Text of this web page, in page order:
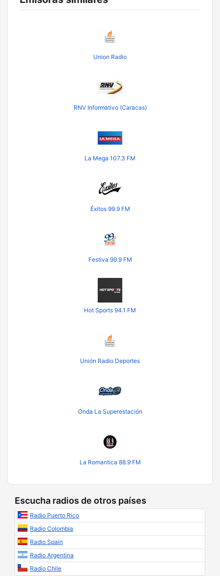
Union Radio
RNV Informativo (Caracas)
La Mega 107.3 FM
Éxitos 99.9 FM
Festiva 99.9 FM
Hot Sports 94.1 FM
Unión Radio Deportes
Onda La Superestación
La Romantica 88.9 FM
Escucha radios de otros países
Radio Puerto Rico
Radio Colombia
Radio Spain
Radio Argentina
Radio Chile